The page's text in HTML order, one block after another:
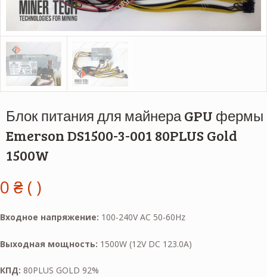
Блок питания для майнера GPU фермы
Emerson DS1500-3-001 80PLUS Gold
1500W
0 ₴ ( )
Входное напряжение: 100-240V AC 50-60Hz
Выходная мощность: 1500W (12V DC 123.0A)
КПД: 80PLUS GOLD 92%